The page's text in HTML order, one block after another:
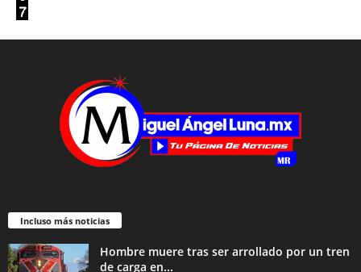
Incluso más noticias
Hombre muere tras ser arrollado por un tren
de carga en...